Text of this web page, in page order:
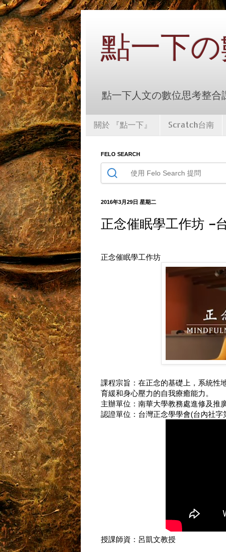
點一下
點一下人文の數位思考整
關於 『點一下』 Scratch台南
FELO SEARCH
2016年3月29日 星期二
正念催眠學工作坊 -
正念催眠學工作坊
課程宗旨：在正念的基礎上，系統性
育緩和身心壓力的自我療癒能力。
主辦單位：南華大學教務處進修及推
認證單位：台灣正念學學會(台內社字
授課師資：呂凱文教授